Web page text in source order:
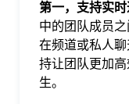
第一，支持实时
中的团队成员
在频道或私人
持让团队更加
生。